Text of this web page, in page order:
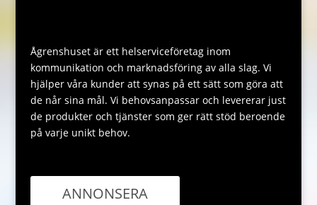
Ågrenshuset är ett helserviceföretag inom
kommunikation och marknadsföring av alla slag. Vi
hjälper våra kunder att synas på ett sätt som göra att
de når sina mål. Vi behovsanpassar och levererar just
de produkter och tjänster som ger rätt stöd beroende
på varje unikt behov.
ANNONSERA